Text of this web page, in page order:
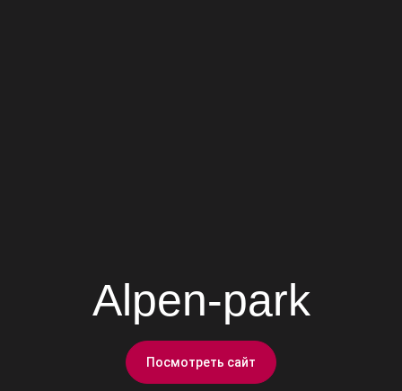
Alpen-park
Посмотреть сайт